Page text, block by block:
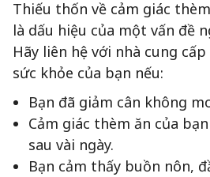
Thiếu thốn về cảm giác
là dấu hiệu của một vấn đề
Hãy liên hệ với nhà cung cấp
sức khỏe của bạn nếu:
Bạn đã giảm cân không
Cảm giác thèm ăn của
sau vài ngày.
Bạn cảm thấy buồn nôn,